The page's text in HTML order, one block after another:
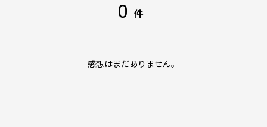
0 件
感想はまだありません。